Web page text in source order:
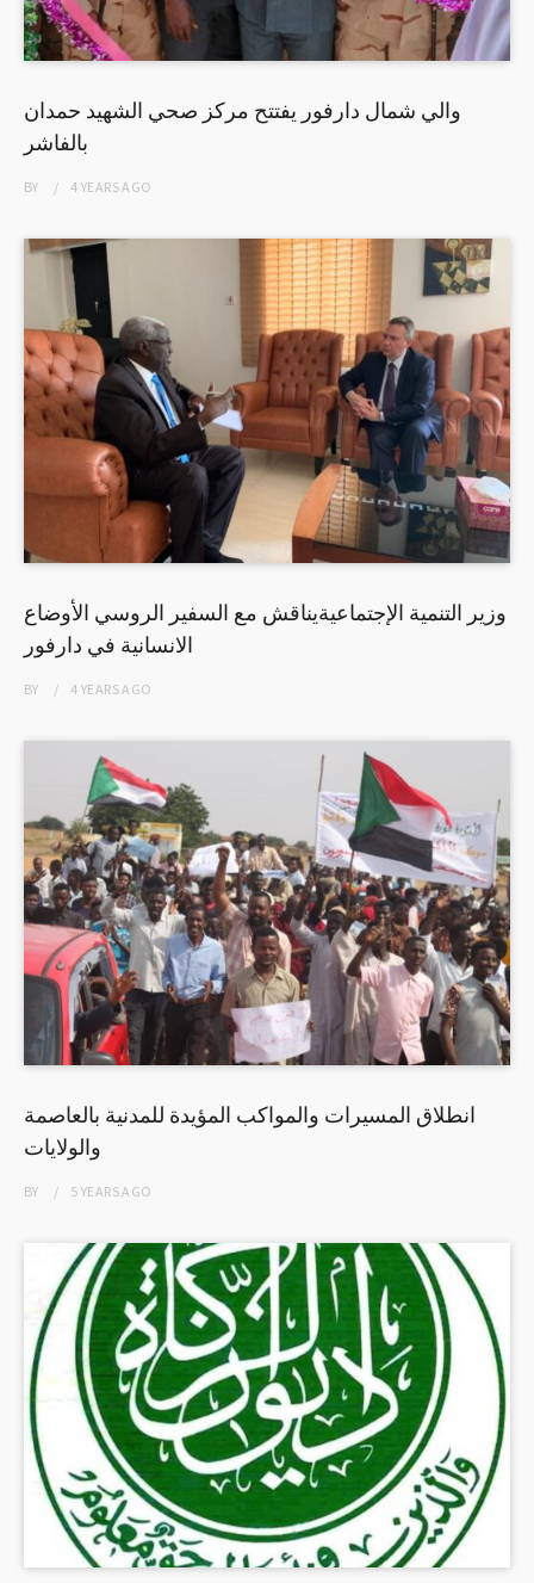
والي شمال دارفور يفتتح مركز صحي الشهيد حمدان
بالفاشر
BY 4 YEARSAGO
وزير التنمية الإجتماعيةيناقش مع السفير الروسي الأوضاع
الانسانية في دارفور
BY 4 YEARSAGO
انطلاق المسيرات والمواكب المؤيدة للمدنية بالعاصمة
والولايات
BY 5 YEARSAGO